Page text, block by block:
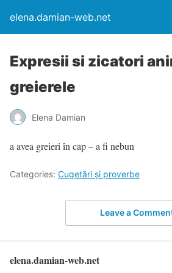
elena.damian-web.net
Expresii si zicatori
greierele
Elena Damian
a avea greieri în cap – a fi nebun
Categories: Cugetări şi proverbe
Leave a
elena.damian-web.net